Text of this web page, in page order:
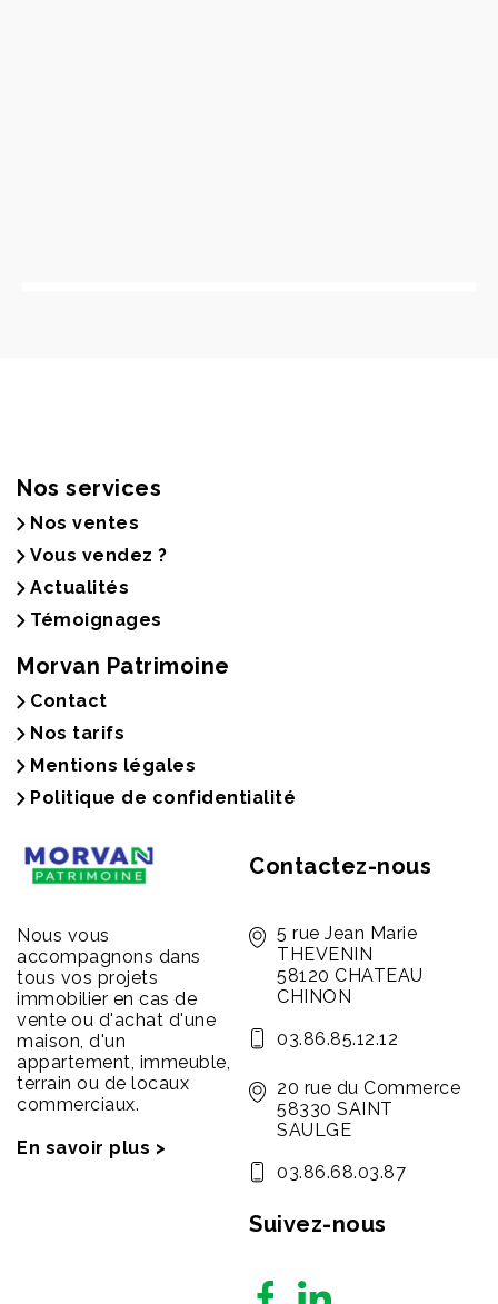
Nos services
Nos ventes
Vous vendez ?
Actualités
Témoignages
Morvan Patrimoine
Contact
Nos tarifs
Mentions légales
Politique de confidentialité
Nous vous
accompagnons dans
tous vos projets
immobilier en cas de
vente ou d'achat d'une
maison, d'un
appartement, immeuble,
terrain ou de locaux
commerciaux.
En savoir plus >
Contactez-nous
5 rue Jean Marie
THEVENIN
58120 CHATEAU
CHINON
03.86.85.12.12
20 rue du Commerce
58330 SAINT
SAULGE
03.86.68.03.87
Suivez-nous